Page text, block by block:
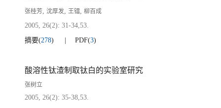
张桂芳, 沈厚发, 王镭, 柳百成
2005, 26(2): 31-34,53.
摘要(278) PDF(3)
酸溶性钛渣制取钛白的实验室研究
张树立
2005, 26(2): 35-38,53.